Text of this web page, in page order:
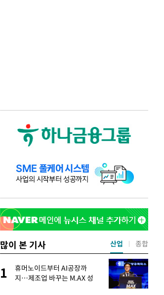
많이 본 기사
1
휴머노이드부터 AI공장까
지…제조업 바꾸는 M.AX 성
산업 종합